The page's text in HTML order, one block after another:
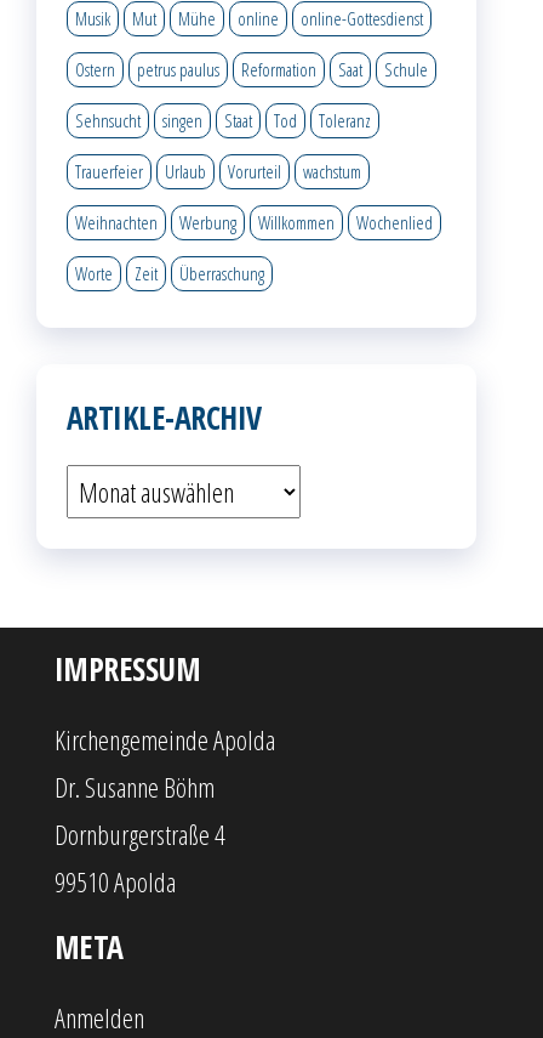
Musik Mut Mühe online online-Gottesdienst
Ostern petrus paulus Reformation Saat Schule
Sehnsucht singen Staat Tod Toleranz
Trauerfeier Urlaub Vorurteil wachstum
Weihnachten Werbung Willkommen Wochenlied
Worte Zeit Überraschung
ARTIKLE-ARCHIV
Artikle-
IMPRESSUM
Kirchengemeinde Apolda
Dr. Susanne Böhm
Dornburgerstraße 4
99510 Apolda
META
Anmelden